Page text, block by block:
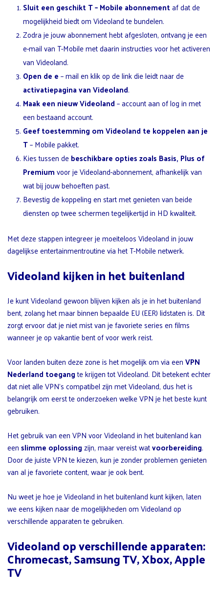
Sluit een geschikt T– Mobile abonnementaf dat de
mogelijkheid biedt om Videoland te bundelen.
Zodra je jouw abonnement hebt afgesloten, ontvang je een
e-mail van T-Mobile met daarin instructies voor het activeren
van Videoland.
Open de e– mail en klik op de link die leidt naar de
activatiepagina van Videoland.
Maak een nieuw Videoland– account aan of log in met
een bestaand account.
Geef toestemming om Videoland te koppelen aan je
T– Mobile pakket.
Kies tussen debeschikbare opties zoals Basis, Plus of
Premiumvoor je Videoland-abonnement, afhankelijk van
wat bij jouw behoeften past.
Bevestig de koppeling en start met genieten van beide
diensten op twee schermen tegelijkertijd in HD kwaliteit.
Met deze stappen integreer je moeiteloos Videoland in jouw
dagelijkse entertainmentroutine via het T-Mobile netwerk.
Videoland kijken in het buitenland
Je kunt Videoland gewoon blijven kijken als je in het buitenland
bent, zolang het maar binnen bepaalde EU (EER) lidstaten is. Dit
zorgt ervoor dat je niet mist van je favoriete series en films
wanneer je op vakantie bent of voor werk reist.
Voor landen buiten deze zone is het mogelijk om via eenVPN
Nederland toegangte krijgen tot Videoland. Dit betekent echter
dat niet alle VPN’s compatibel zijn met Videoland, dus het is
belangrijk om eerst te onderzoeken welke VPN je het beste kunt
gebruiken.
Het gebruik van een VPN voor Videoland in het buitenland kan
eenslimme oplossingzijn, maar vereist watvoorbereiding.
Door de juiste VPN te kiezen, kun je zonder problemen genieten
van al je favoriete content, waar je ook bent.
Nu weet je hoe je Videoland in het buitenland kunt kijken, laten
we eens kijken naar de mogelijkheden om Videoland op
verschillende apparaten te gebruiken.
Videoland op verschillende apparaten:
Chromecast, Samsung TV, Xbox, Apple
TV